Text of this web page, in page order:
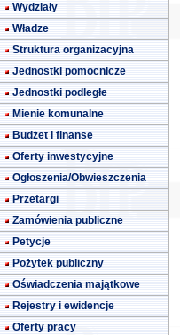
Wydziały
Władze
Struktura organizacyjna
Jednostki pomocnicze
Jednostki podległe
Mienie komunalne
Budżet i finanse
Oferty inwestycyjne
Ogłoszenia/Obwieszczenia
Przetargi
Zamówienia publiczne
Petycje
Pożytek publiczny
Oświadczenia majątkowe
Rejestry i ewidencje
Oferty pracy